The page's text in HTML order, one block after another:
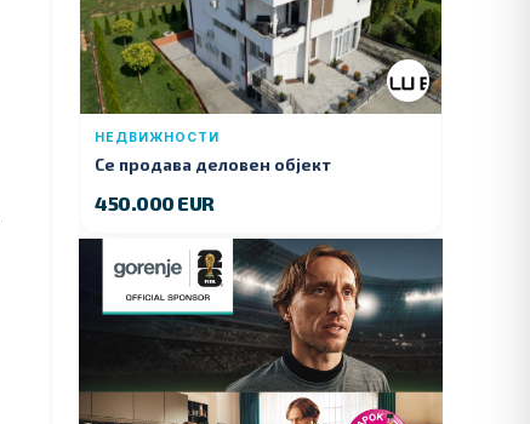
НЕДВИЖНОСТИ
Се продава деловен објект
450.000 EUR